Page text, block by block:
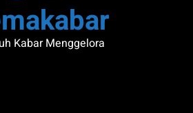
Kabar Menggelora